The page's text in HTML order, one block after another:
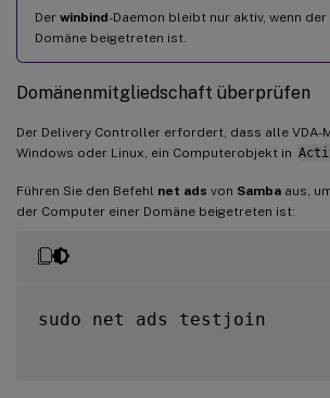
Der winbind-Daemon bleibt nur aktiv, wenn
Domäne beigetreten ist.
Domänenmitgliedschaft überprüfen
Der Delivery Controller erfordert, dass alle VDA-
Windows oder Linux, ein Computerobjekt in
Führen Sie den Befehl net ads von Samba aus,
der Computer einer Domäne beigetreten ist:
sudo net ads testjoin